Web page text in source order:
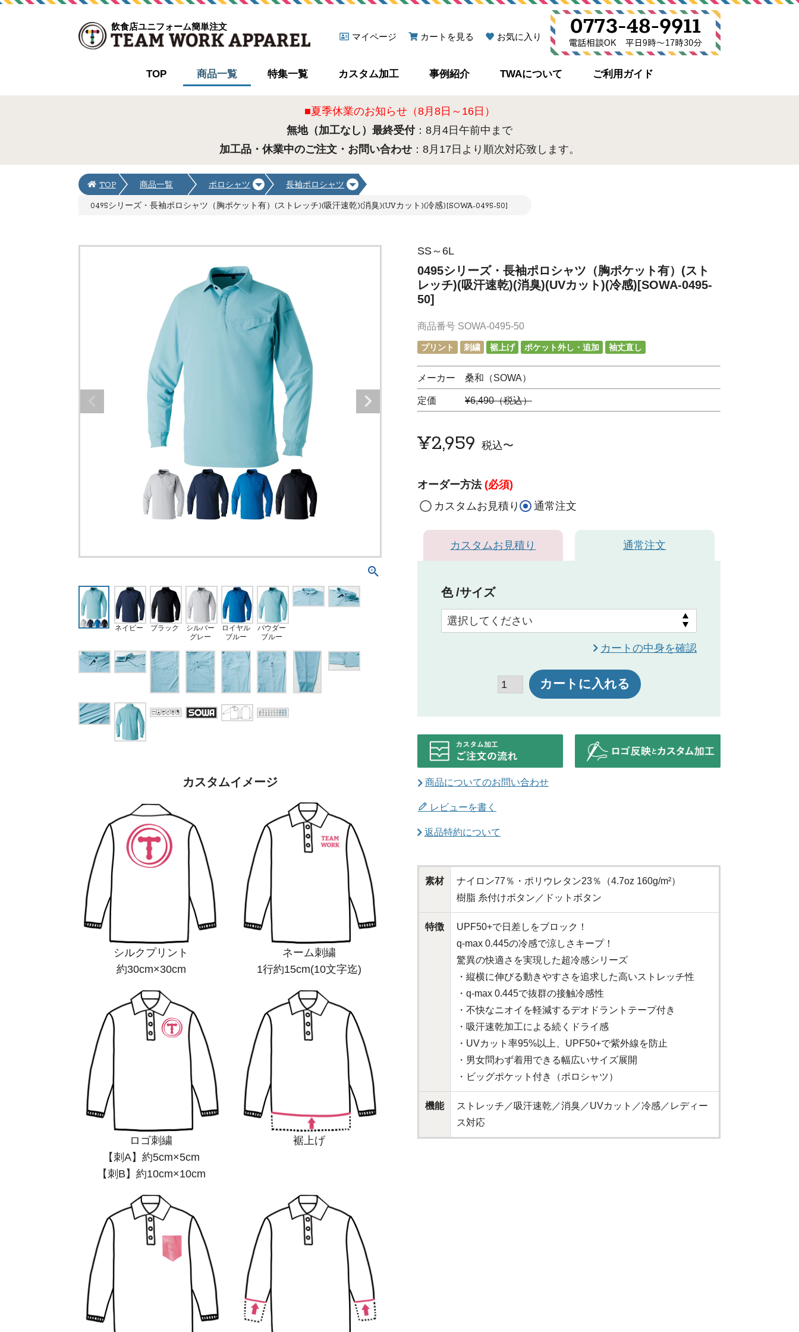
飲食店ユニフォーム簡単注文
マイページ
カートを見る お気に入り
TOP 商品一覧 特集一覧 カスタム加工 事例紹介 TWAについて ご利用ガイド
■夏季休業のお知らせ（8月8日～16日）
無地（加工なし）最終受付：8月4日午前中まで
加工品・休業中のご注文・お問い合わせ ：8月17日より順次対応致します。
TOP 商品一覧 ポロシャツ 長袖ポロシャツ
0495シリーズ・長袖ポロシャツ（胸ポケット有）(ストレッチ)(吸汗速乾)(消臭)(UVカット)(冷感)[SOWA-0495-50]
SS～6L
0495シリーズ・長袖ポロシャツ（胸ポケット有）(スト
レッチ)(吸汗速乾)(消臭)(UVカット)(冷感)[SOWA-0495-
50]
商品番号 SOWA-0495-50
ネイビー
ネイビー ブラック
シルバー
グレー
ロイヤル
ブルー
パウダー
ブルー
プリント 刺繍 裾上げ ポケット外し・追加 袖丈直し
メーカー 桑和（SOWA）
定価 ¥6,490（税込）
¥2,959 税込〜
オーダー方法 (必須)
カスタムお見積り
通常注文
カスタムお見積り 通常注文
色 サイズ
カートの中身を確認
カートに入れる
商品についてのお問い合わせ
レビューを書く
返品特約について
素材
ナイロン77％・ポリウレタン23％（4.7oz 160g/m²）
樹脂 糸付けボタン／ドットボタン
特徴
UPF50+で日差しをブロック！
q-max 0.445の冷感で涼しさキープ！
驚異の快適さを実現した超冷感シリーズ
・縦横に伸びる動きやすさを追求した高いストレッチ性
・q-max 0.445で抜群の接触冷感性
・不快なニオイを軽減するデオドラントテープ付き
・吸汗速乾加工による続くドライ感
・UVカット率95%以上、UPF50+で紫外線を防止
・男女問わず着用できる幅広いサイズ展開
・ビッグポケット付き（ポロシャツ）
機能
ストレッチ／吸汗速乾／消臭／UVカット／冷感／レディー
ス対応
カスタムイメージ
シルクプリント
約30cm×30cm
ネーム刺繍
1行約15cm(10文字迄)
ロゴ刺繍
【刺A】約5cm×5cm
【刺B】約10cm×10cm
裾上げ